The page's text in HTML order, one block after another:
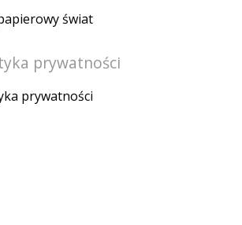
świat
prywatności
prywatności